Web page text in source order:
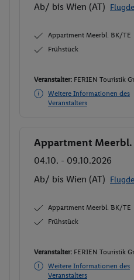
Ab/ bis Wien (AT)
Appartment Meerbl. BK/TE
Frühstück
Veranstalter: FERIEN Touristik
Weitere Informationen des
Veranstalters
Buchen
Appartment Meerbl.
04.10. - 09.10.2026
Ab/ bis Wien (AT)
Appartment Meerbl. BK/TE
Frühstück
Veranstalter: FERIEN Touristik
Weitere Informationen des
Veranstalters